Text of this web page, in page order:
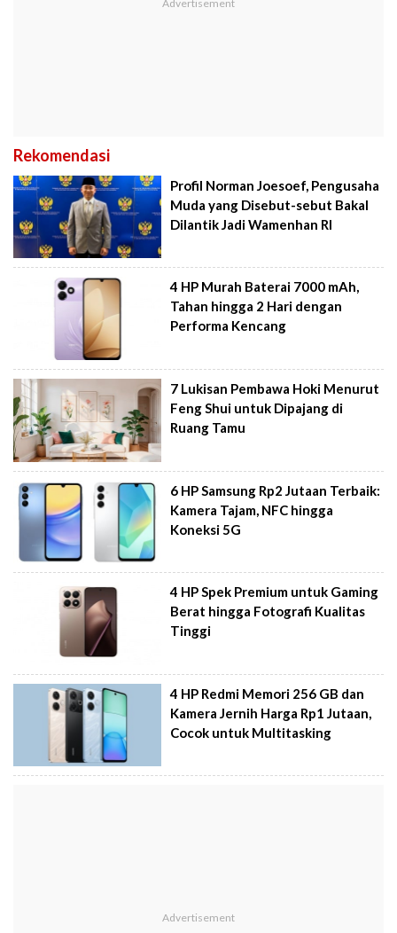
Rekomendasi
Profil Norman Joesoef, Pengusaha
Muda yang Disebut-sebut Bakal
Dilantik Jadi Wamenhan RI
4 HP Murah Baterai 7000 mAh,
Tahan hingga 2 Hari dengan
Performa Kencang
7 Lukisan Pembawa Hoki Menurut
Feng Shui untuk Dipajang di
Ruang Tamu
6 HP Samsung Rp2 Jutaan Terbaik:
Kamera Tajam, NFC hingga
Koneksi 5G
4 HP Spek Premium untuk Gaming
Berat hingga Fotografi Kualitas
Tinggi
4 HP Redmi Memori 256 GB dan
Kamera Jernih Harga Rp1 Jutaan,
Cocok untuk Multitasking